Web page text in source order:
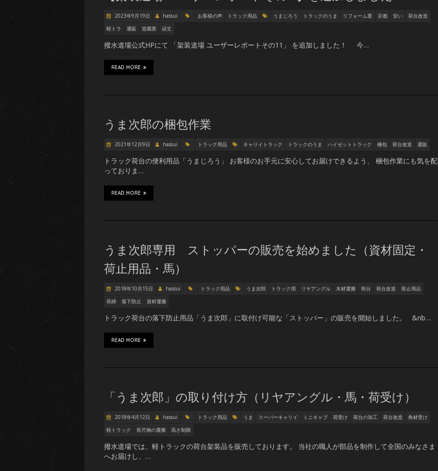
2023年9月19日 hassui お客様の声 トラック用品 うまじろう トラックのうま リフォーム業 京都 安い
荷台改造
軽トラ
通販 造園業 頑丈
撥水道場公式HPにて 「架装道場 ユーザーレポートその11」 を追加しました！ 今…
READ MORE
うま次郎の梱包作業
2021年12月9日 hassui トラック用品 キャリイトラック トラックのうま ハイゼットトラック 梱包 荷台改造 通販
トラック荷台の便利用品「うまじろう」 お客様のお手元に安心してお届けできるよう、 梱包作業にも気を配
っておりま…
READ MORE
うま次郎専用 ストッパーの販売を始めました（資材固定・
荷止用品・馬）
2018年10月15日 hassui トラック用品 うま次郎 トラック用 リヤアングル 木材運搬 荷台 荷台改造
荷止用品
荷締
落下防止 資材運搬
トラック荷台の落下防止用品「うま次郎」に取付け可能な「ストッパー」の販売を開始しました。 &nb…
READ MORE
「うま次郎」の取り付け方（リヤアングル・馬・荷受け）
2018年4月12日 hassui トラック用品 うま スーパーキャリイ ミニキャブ 荷受け 荷台の加工 荷台改造
角材受け
軽トラック
長尺物の運搬 高さ制限
撥水道場では、軽トラックの荷台架装品を販売しております。 当社の職人が部品を制作して全国のみなさま
へお届けし、…